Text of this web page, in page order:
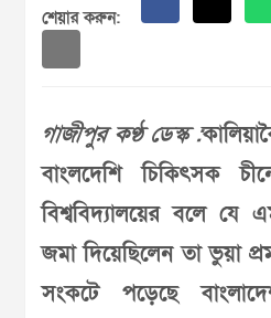
শেয়ার করুন:
গাজীপুর কণ্ঠ ডেস্ক :
বাংলদেশি চিকিৎসক
বিশ্ববিদ্যালয়ের বলে যে
জমা দিয়েছিলেন তা ভুয়া
সংকটে পড়েছে